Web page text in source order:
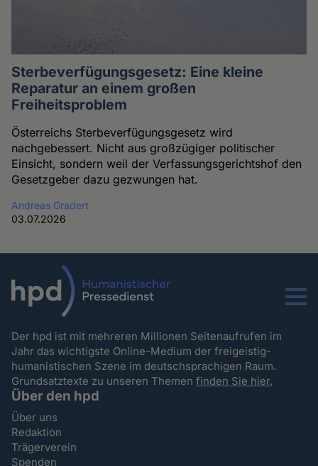
Sterbeverfügungsgesetz: Eine kleine
Reparatur an einem großen
Freiheitsproblem
Österreichs Sterbeverfügungsgesetz wird
nachgebessert. Nicht aus großzügiger politischer
Einsicht, sondern weil der Verfassungsgerichtshof den
Gesetzgeber dazu gezwungen hat.
Andreas Gradert
03.07.2026
Menu
Der hpd ist mit mehreren Millionen Seitenaufrufen im
Jahr das wichtigste Online-Medium der freigeistig-
humanistischen Szene im deutschsprachigen Raum.
Grundsatztexte zu unseren Themenfinden Sie hier.
Über den hpd
Über uns
Redaktion
Trägerverein
Spenden